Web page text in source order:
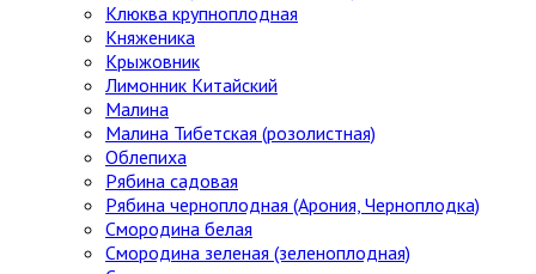
Клюква крупноплодная
Княженика
Крыжовник
Лимонник Китайский
Малина
Малина Тибетская (розолистная)
Облепиха
Рябина садовая
Рябина черноплодная (Арония, Черноплодка)
Смородина белая
Смородина зеленая (зеленоплодная)